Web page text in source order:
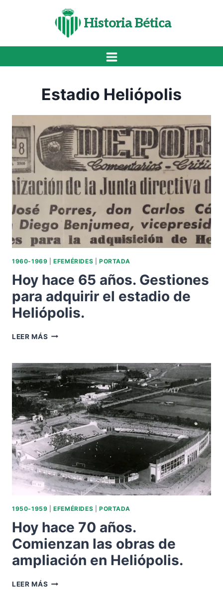
Historia Bética
Estadio Heliópolis
1960-1969 |EFEMÉRIDES PORTADA
Hoy hace 65 años. Gestiones
para adquirir el estadio de
Heliópolis.
LEER MÁS HOY
AÑOS.
GESTIONES
PARA
ADQUIRIR
EL
ESTADIO
DE
HELIÓPOLIS.
1950-1959 |EFEMÉRIDES PORTADA
Hoy hace 70 años.
Comienzan las obras de
ampliación en Heliópolis.
LEER MÁS HOY